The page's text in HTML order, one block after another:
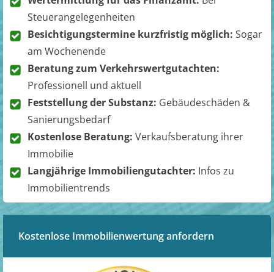
Steuerangelegenheiten
Besichtigungstermine kurzfristig möglich: Sogar
am Wochenende
Beratung zum Verkehrswertgutachten:
Professionell und aktuell
Feststellung der Substanz: Gebäudeschäden &
Sanierungsbedarf
Kostenlose Beratung: Verkaufsberatung ihrer
Immobilie
Langjährige Immobiliengutachter: Infos zu
Immobilientrends
Kostenlose Immobilienwertung anfordern